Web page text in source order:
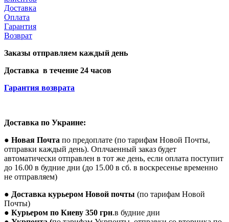
Доставка
Оплата
Гарантия
Возврат
Заказы отправляем каждый день
Доставка в течение 24 часов
Гарантия возврата
Доставка по Украине:
● Новая Почта по предоплате (по тарифам Новой Почты,
отправки каждый день). Оплчаенный заказ будет
автоматически отправлен в тот же день, если оплата поступит
до 16.00 в будние дни (до 15.00 в сб. в воскресенье временно
не отправляем)
● Доставка курьером Новой почты (по тарифам Новой
Почты)
● Курьером по Киеву 350 грн.в будние дни